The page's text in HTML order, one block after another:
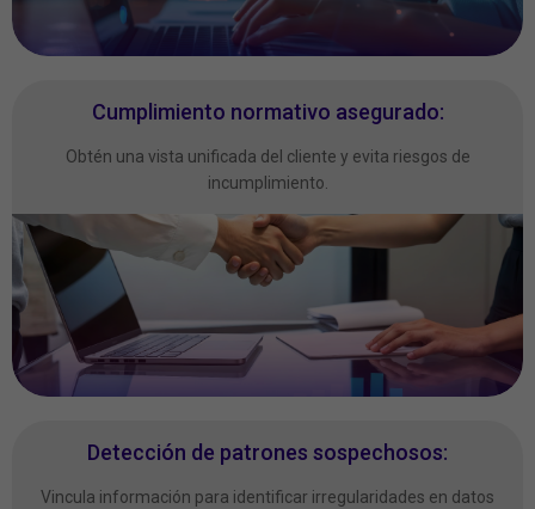
Cumplimiento normativo asegurado:
Obtén una vista unificada del cliente y evita riesgos de
incumplimiento.
Detección de patrones sospechosos:
Vincula información para identificar irregularidades en datos